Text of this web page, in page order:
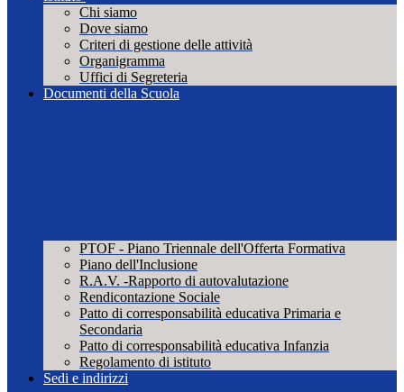
Chi siamo
Dove siamo
Criteri di gestione delle attività
Organigramma
Uffici di Segreteria
Documenti della Scuola
PTOF - Piano Triennale dell'Offerta Formativa
Piano dell'Inclusione
R.A.V. -Rapporto di autovalutazione
Rendicontazione Sociale
Patto di corresponsabilità educativa Primaria e
Secondaria
Patto di corresponsabilità educativa Infanzia
Regolamento di istituto
Sedi e indirizzi